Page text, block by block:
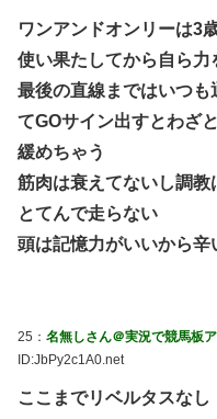
ワンアンドオンリーは3
使い果たしてから自ら
最後の直線まではいつ
てGOサイン出すとわざ
緩めちゃう
筋肉は衰えてないし調
とてんで走らない
頭は記憶力がいいから
25： 名無しさん＠実況で競馬板
ID:JbPy2c1A0.net
ここまでリベルタスなし